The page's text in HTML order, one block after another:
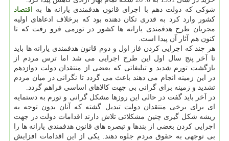
شوكی كه دولت دهم با اجرای قانون هدفمندی یارانه ها به اقتصاد
كشور وارد كرد به قدری تكان دهنده بود كه برخلاف ادعاهای اولیه
مجریان طرح هدفمندی یارانه ها كشور در تورمی فرو رفت كه تا
كنون هم آثار آن پیدا است.
هر چند كه اجرایی كردن فاز اول و دوم قانون هدفمندی یارانه ها باید
تا آخر پنج سال اول این طرح اجرایی می شد اما ترس مردم از
بازگشت تورم شدید و تبلیغاتی كه بعضی از منتقدان دولت دوازدهم
در این زمینه انجام می دهند باعث می گردد تا نگرانی در میان مردم
تشدید و زمینه برای گرانی بی جهت كالاهای اساسی فراهم گردد.
در آخر باید گفت در حالی این روزها مشكل گرانی و تورم به دستمایه
ای برای برخی منتقدان دولت تبدیل گشته كه آنان بدون توجه به
ریشه شكل گیری چنین مشكلاتی تلاش دارند اقدامات دولت در جهت
اجرایی كردن بعضی از بندها و تبصره های قانون هدفمندی یارانه ها را
بی توجهی به حقوق مردم جلوه دهند. یكی از این اقدامات افزایش